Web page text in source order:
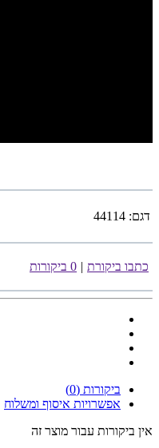
דגם: 44114
כתבו ביקורת | 0 ביקורות
ביקורות (0)
אפשרויות איסוף ומשלוח
אין ביקורות עבור מוצר זה